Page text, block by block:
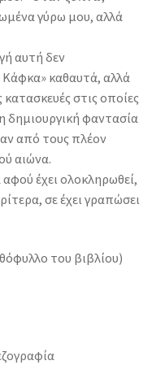
γύρω μου, αλλά
αυτή δεν
Κάφκα» καθαυτά, αλλά
στις οποίες
δημιουργική φαντασία
από τους πλέον
αιώνα.
έχει ολοκληρωθεί,
σε έχει γραπώσει
του βιβλίου)